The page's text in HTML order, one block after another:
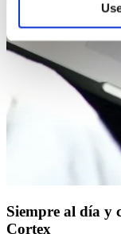
Siempre al día y
Cortex